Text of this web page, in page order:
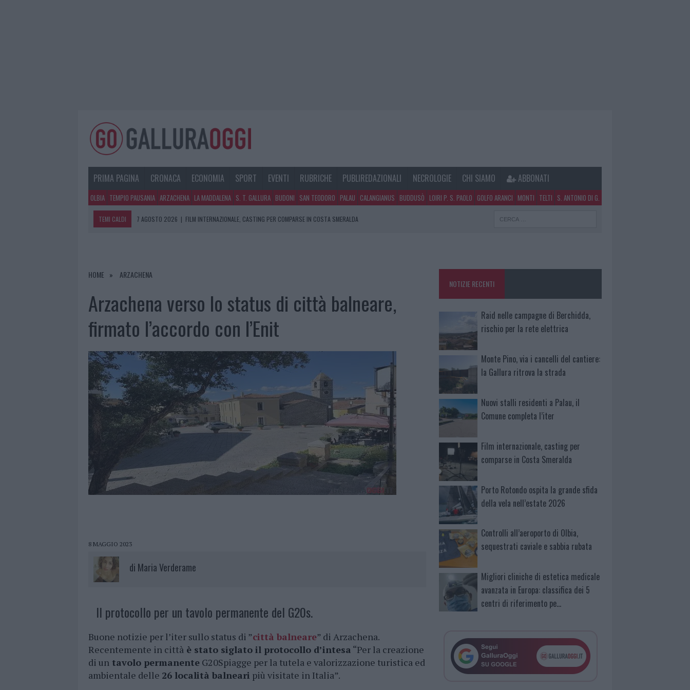
PRIMA PAGINA CRONACA ECONOMIA SPORT EVENTI RUBRICHE PUBLIREDAZIONALI NECROLOGIE CHI SIAMO ABBONATI
OLBIA TEMPIO PAUSANIA ARZACHENA LA MADDALENA S. T. GALLURA BUDONI SAN TEODORO PALAU CALANGIANUS BUDDUSÒ LOIRI P. S. PAOLO GOLFO ARANCI MONTI TELTI S. ANTONIO DI G.
TEMI CALDI 7 AGOSTO 2026 | FILM INTERNAZIONALE, CASTING PER COMPARSE IN COSTA SMERALDA
7 AGOSTO 2026 | MONTE PINO, VIA I CANCELLI DEL CANTIERE: LA GALLURA RITROVA LA STRADA
HOME ARZACHENA
Arzachena verso lo status di città balneare,
firmato l’accordo con l’Enit
8 MAGGIO 2023
di Maria Verderame
Il protocollo per un tavolo permanente del G20s.
Buone notizie per l’iter sullo status di ”città balneare” di Arzachena.
Recentemente in città è stato siglato il protocollo d’intesa “Per la creazione
di un tavolo permanente G20Spiagge per la tutela e valorizzazione turistica ed
ambientale delle 26 località balneari più visitate in Italia”.
NOTIZIE RECENTI
Raid nelle campagne di Berchidda,
rischio per la rete elettrica
Monte Pino, via i cancelli del cantiere:
la Gallura ritrova la strada
Nuovi stalli residenti a Palau, il
Comune completa l’iter
Film internazionale, casting per
comparse in Costa Smeralda
Porto Rotondo ospita la grande sfida
della vela nell’estate 2026
Controlli all’aeroporto di Olbia,
sequestrati caviale e sabbia rubata
Migliori cliniche di estetica medicale
avanzata in Europa: classifica dei 5
centri di riferimento pe…